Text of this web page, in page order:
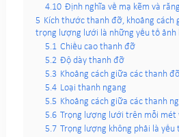
4.10 Định nghĩa về mạ kẽm và
5 Kích thước thanh đỡ, khoảng cách
trọng lượng lưới là những yếu tố ảnh
5.1 Chiều cao thanh đỡ
5.2 Độ dày thanh đỡ
5.3 Khoảng cách giữa các thanh
5.4 Loại thanh ngang
5.5 Khoảng cách giữa các thanh
5.6 Trọng lượng lưới trên mỗi mét
5.7 Trọng lượng không phải là yếu